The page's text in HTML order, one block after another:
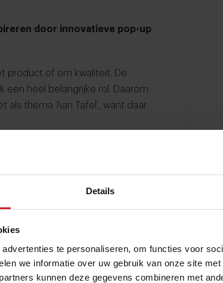
Details
te personaliseren, om functies voor
we informatie over uw gebruik van onze site
kunnen deze gegevens combineren met
door innovatieve pop-up
product of om kwaliteit. De
een heel belangrijke rol. Daarom
als thema ‘Aan Tafel’, want daar
samen vieren. Deze
te gaan over de toekomst.
zorgen, bijvoorbeeld over
gezonde sportkantine’.
Ga aan tafel
doen om te blijven verrassen.